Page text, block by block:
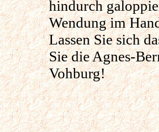
hindurch
Wendung im
Lassen Sie sich
Sie die Agnes-
Vohburg!